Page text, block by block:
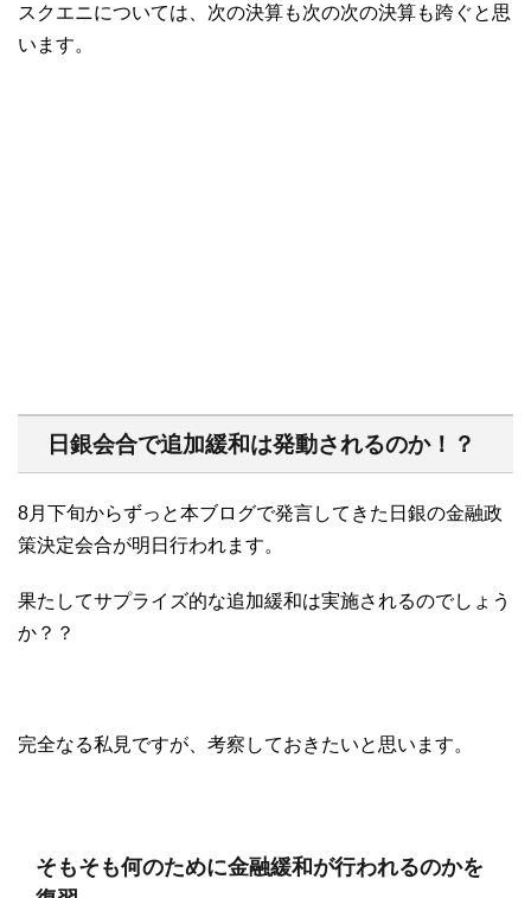
スクエニについては、次の決算も次の次の決算も跨ぐと思
います。
日銀会合で追加緩和は発動されるのか！？
8月下旬からずっと本ブログで発言してきた日銀の金融政
策決定会合が明日行われます。
果たしてサプライズ的な追加緩和は実施されるのでしょう
か？？
完全なる私見ですが、考察しておきたいと思います。
そもそも何のために金融緩和が行われるのかを